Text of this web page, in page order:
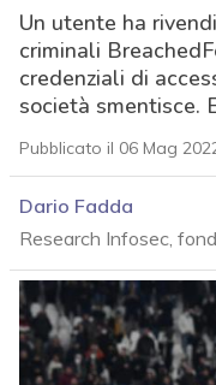
Un utente ha
criminali
credenziali di
società smentisce.
Pubblicato il 06 Mag
Dario Fadda
Research Infosec,